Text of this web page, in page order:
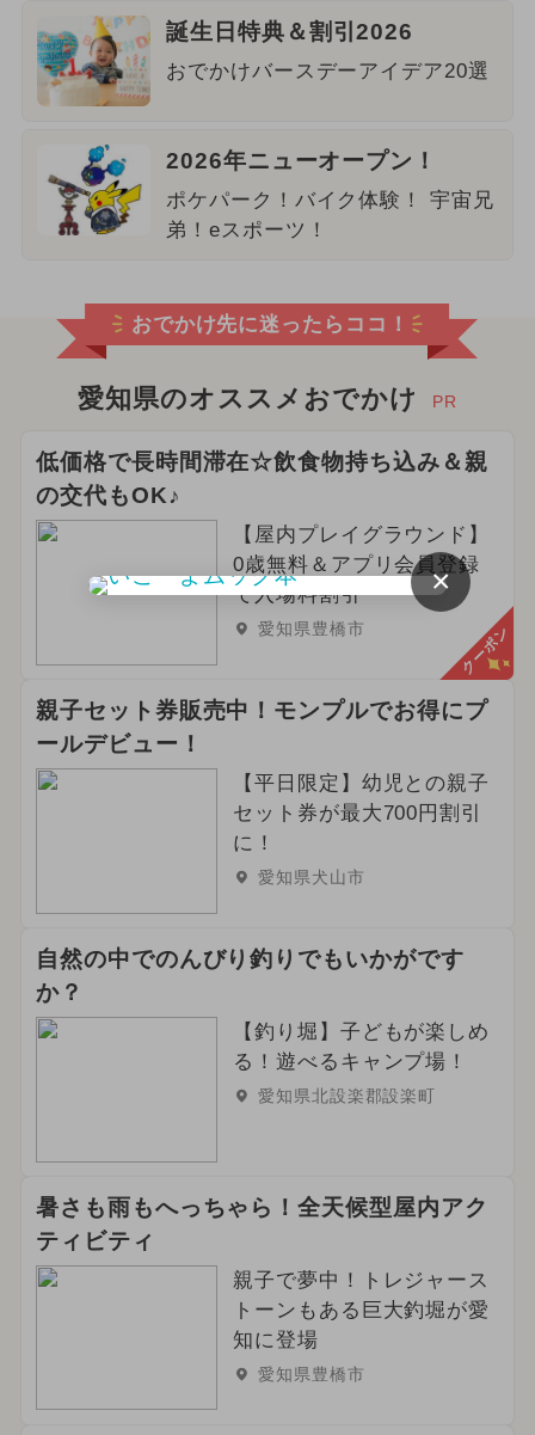
誕生日特典＆割引2026
おでかけバースデーアイデア20選
2026年ニューオープン！
ポケパーク！バイク体験！ 宇宙兄
弟！eスポーツ！
おでかけ先に迷ったらココ！
愛知県のオススメおでかけ PR
低価格で長時間滞在☆飲食物持ち込み＆親
の交代もOK♪
【屋内プレイグラウンド】
0歳無料＆アプリ会員登録
で入場料割引
愛知県豊橋市 クーポン
親子セット券販売中！モンプルでお得にプ
ールデビュー！
【平日限定】幼児との親子
セット券が最大700円割引
に！
愛知県犬山市
自然の中でのんびり釣りでもいかがです
か？
【釣り堀】子どもが楽しめ
る！遊べるキャンプ場！
愛知県北設楽郡設楽町
暑さも雨もへっちゃら！全天候型屋内アク
ティビティ
親子で夢中！トレジャース
トーンもある巨大釣堀が愛
知に登場
愛知県豊橋市
×